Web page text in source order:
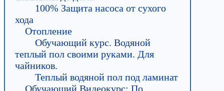
100% Защита насоса от сухого
хода
Отопление
Обучающий курс. Водяной
теплый пол своими руками. Для
чайников.
Теплый водяной пол под ламинат
Обучающий Видеокурс: По